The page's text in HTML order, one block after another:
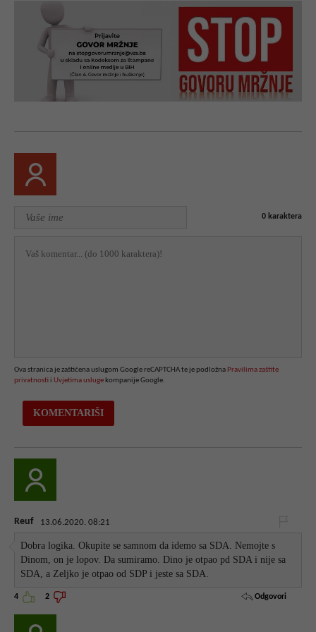
0 karaktera
Ova stranica je zaštićena uslugom Google reCAPTCHA te je podložna Pravilima zaštite
privatnosti i Uvjetima usluge kompanije Google.
Reuf 13.06.2020. 08:21
Dobra logika. Okupite se samnom da idemo sa SDA. Nemojte s
Dinom, on je lopov. Da sumiramo. Dino je otpao pd SDA i nije sa
SDA, a Zeljko je otpao od SDP i jeste sa SDA.
4 2 Odgovori